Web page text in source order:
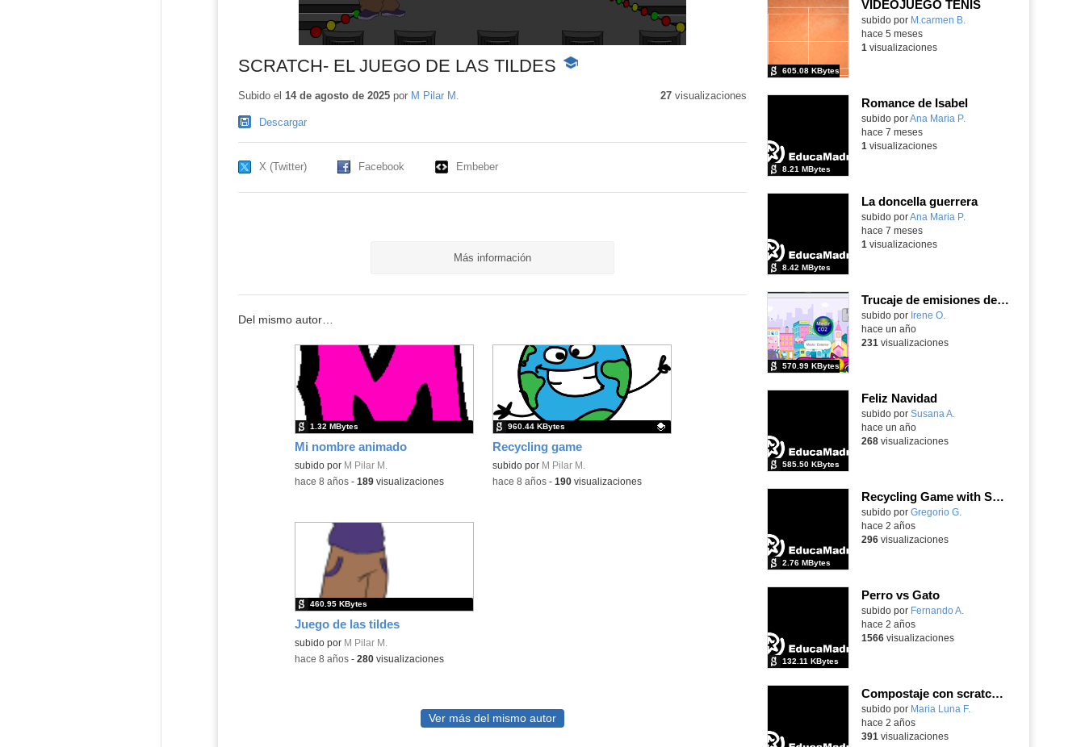
SCRATCH- EL JUEGO DE LAS TILDES
-
Subido el 14 de agosto de 2025por M Pilar M. 27visualizaciones
Descargar
X (Twitter) Facebook Embeber
Más información
Del mismo autor…
Mi nombre animado
subido por M Pilar M.
1.32 MBytes
-hace 8 años- 189visualizaciones
Recycling game
Contenido educativo.
subido por M Pilar M.
960.44 KBytes
-hace 8 años- 190visualizaciones
Juego de las tildes
subido por M Pilar M.
460.95 KBytes
-hace 8 años- 280visualizaciones
Ver más del mismo autor
VIDEOJUEGO TENIS
Contenido educativo.
subido por M.carmen B.
605.08 KBytes
hace 5 meses
1 visualizaciones
Romance de Isabel
Contenido educativo.
subido porAna Maria P.
8.21 MBytes
hace 7 meses
1 visualizaciones
La doncella guerrera
Contenido educativo.
subido porAna Maria P.
8.42 MBytes
hace 7 meses
1 visualizaciones
Trucaje de emisiones de CO2 en vehículos
subido por Irene O.
570.99 KBytes
hace un año
231 visualizaciones
Feliz Navidad
Contenido educativo.
subido por Susana A.
585.50 KBytes
hace un año
268visualizaciones
Recycling Game with Scratch PG
Contenido educativo.
subido por Gregorio G.
2.76 MBytes
hace 2 años
296visualizaciones
Perro vs Gato
Contenido educativo.
subido por Fernando A.
132.11 KBytes
hace 2 años
1566visualizaciones
Compostaje con scratch e inteligencia atificial
Contenido educativo.
subido por Maria Luna F.
hace 2 años
391 visualizaciones